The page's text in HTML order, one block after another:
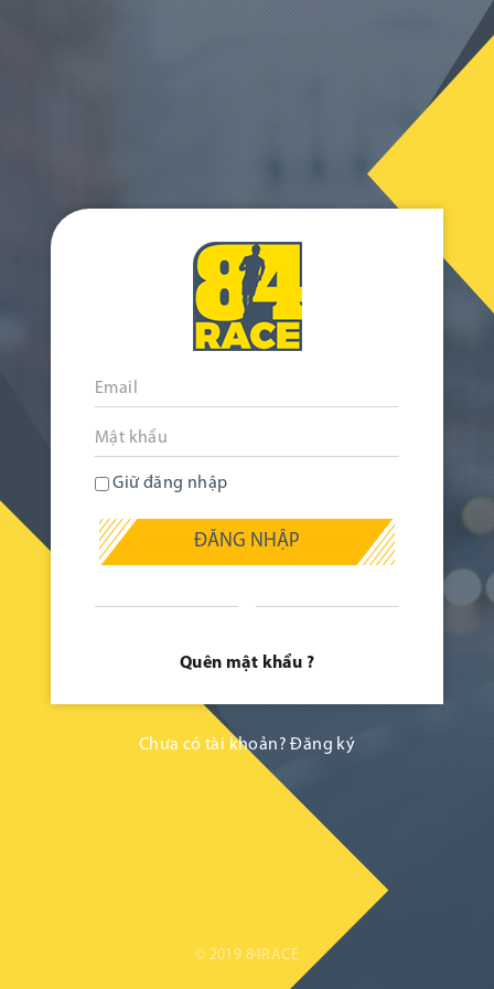
Giữ đăng nhập
ĐĂNG NHẬP
Quên mật khẩu ?
Chưa có tài khoản?Đăng ký
© 2019 84RACE